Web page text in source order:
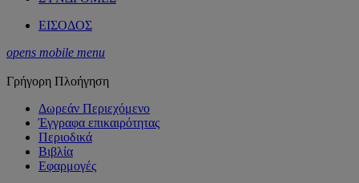
ΕΙΣΟΔΟΣ
opens mobile menu
Γρήγορη Πλοήγηση
Δωρεάν Περιεχόμενο
Έγγραφα επικαιρότητας
Περιοδικά
Βιβλία
Εφαρμογές